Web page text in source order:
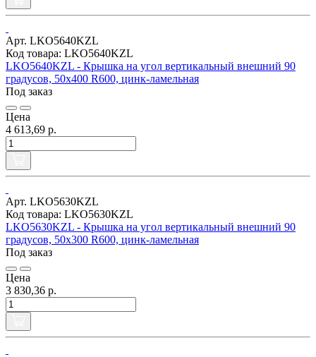
Арт. LKO5640KZL
Код товара: LKO5640KZL
LKO5640KZL - Крышка на угол вертикальный внешний 90
градусов, 50х400 R600, цинк-ламельная
Под заказ
Цена
4 613,69 р.
Арт. LKO5630KZL
Код товара: LKO5630KZL
LKO5630KZL - Крышка на угол вертикальный внешний 90
градусов, 50х300 R600, цинк-ламельная
Под заказ
Цена
3 830,36 р.